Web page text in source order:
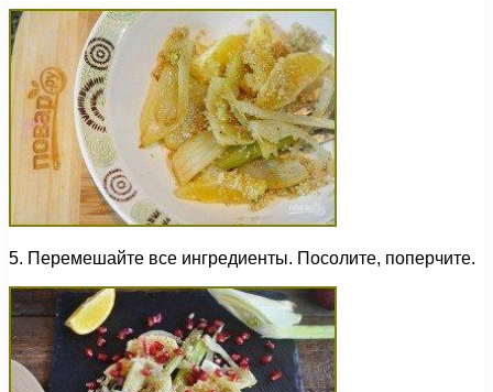
5. Перемешайте все ингредиенты. Посолите, поперчите.